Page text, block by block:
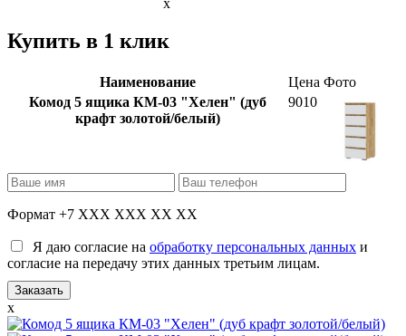
Купить в 1 клик
Наименование Цена Фото
Комод 5 ящика КМ-03 "Хелен" (дуб
крафт золотой/белый)
9010
Формат +7 XXX XXX XX XX
Я даю согласие на обработку персональных данных и
согласие на передачу этих данных третьим лицам.
x